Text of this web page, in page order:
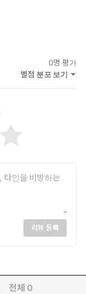
0명 평가
별점 분포 보기
리뷰 등록
전체 0